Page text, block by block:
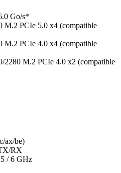
Go/s*
M.2 PCIe 5.0 x4 (compatible
M.2 PCIe 4.0 x4 (compatible
2280 M.2 PCIe 4.0 x2 (compatible
ax/be)
RX
5 / 6 GHz